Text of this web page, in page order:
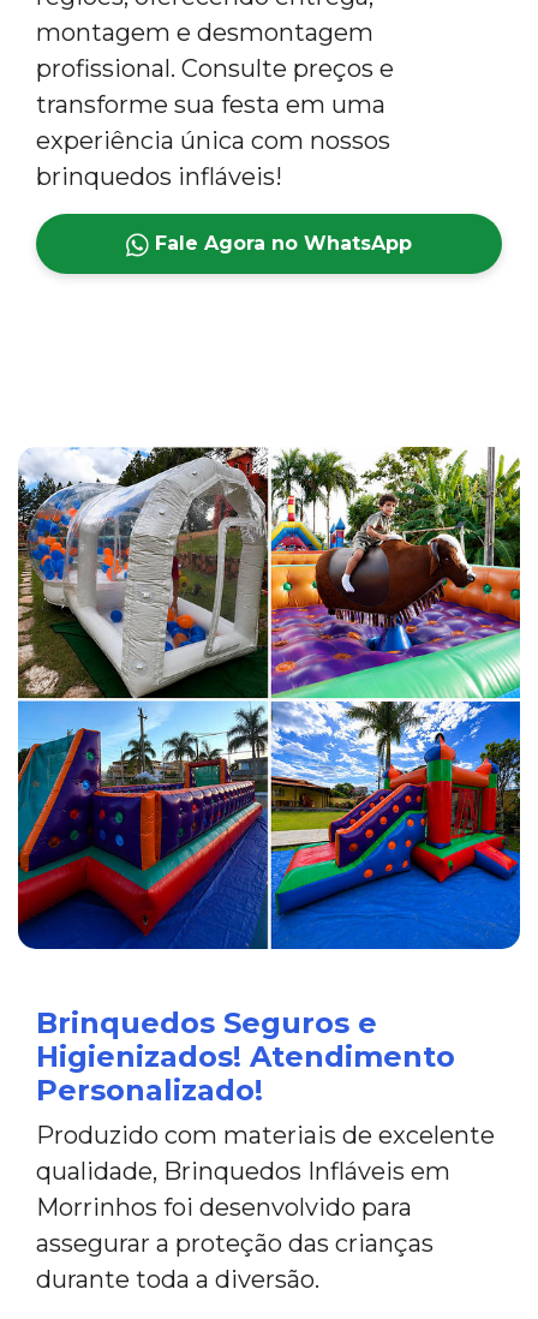
montagem e desmontagem
profissional. Consulte preços e
transforme sua festa em uma
experiência única com nossos
brinquedos infláveis!
Fale Agora no WhatsApp
Brinquedos Seguros e
Higienizados! Atendimento
Personalizado!
Produzido com materiais de excelente
qualidade, Brinquedos Infláveis em
Morrinhos foi desenvolvido para
assegurar a proteção das crianças
durante toda a diversão.